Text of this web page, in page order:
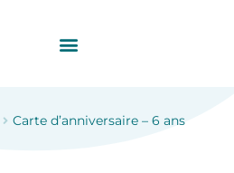
Carte d’anniversaire – 6 ans